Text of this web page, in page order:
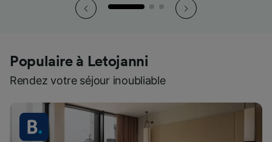
Populaire à Letojanni
Rendez votre séjour inoubliable